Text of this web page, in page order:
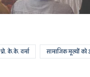
प्रो. के.के. वर्मा सामाजिक मूल्यों को